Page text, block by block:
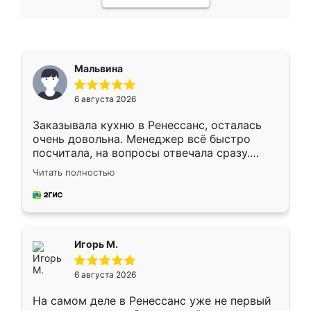
Мальвина
6 августа 2026
Заказывала кухню в Ренессанс, осталась
очень довольна. Менеджер всё быстро
посчитала, на вопросы отвечала сразу.
Замерщик приехал в субботу, подошёл к
делу со всей ответственностью. Собрали
за день, ребята работали аккуратно, даже
Читать полностью
Игорь М.
6 августа 2026
На самом деле в Ренессанс уже не первый